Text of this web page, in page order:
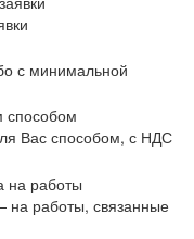
с минимальной
Вас способом, с НДС
на работы, связанные